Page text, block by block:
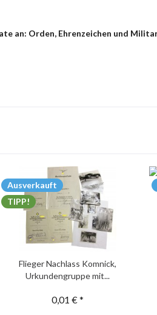
an: Orden, Ehrenzeichen und
Ausverkauft
TIPP!
Flieger Nachlass Komnick,
Urkundengruppe mit...
0,01 € *